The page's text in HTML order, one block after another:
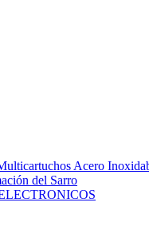
Acero
del Sarro